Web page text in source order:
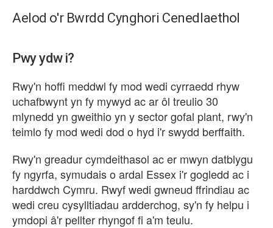
Aelod o'r Bwrdd Cynghori Cenedlaethol
Pwy ydw i?
Rwy'n hoffi meddwl fy mod wedi cyrraedd rhyw
uchafbwynt yn fy mywyd ac ar ôl treulio 30
mlynedd yn gweithio yn y sector gofal plant, rwy'n
teimlo fy mod wedi dod o hyd i'r swydd berffaith.
Rwy'n greadur cymdeithasol ac er mwyn datblygu
fy ngyrfa, symudais o ardal Essex i'r gogledd ac i
harddwch Cymru. Rwyf wedi gwneud ffrindiau ac
wedi creu cysylltiadau ardderchog, sy'n fy helpu i
ymdopi â'r pellter rhyngof fi a'm teulu.